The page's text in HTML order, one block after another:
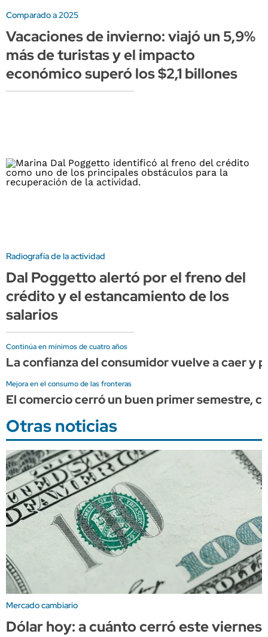
Comparado a 2025
Vacaciones de invierno: viajó un 5,9%
más de turistas y el impacto
económico superó los $2,1 billones
Radiografía de la actividad
Dal Poggetto alertó por el freno del
crédito y el estancamiento de los
salarios
Continúa en mínimos de cuatro años
La confianza del consumidor vuelve a caer y
Mejora en el consumo de las fronteras
El comercio cerró un buen primer semestre,
Otras noticias
Mercado cambiario
Dólar hoy: a cuánto cerró este viernes